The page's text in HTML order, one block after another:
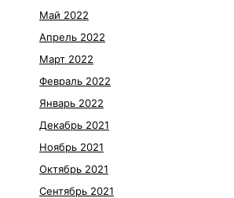
Май 2022
Апрель 2022
Март 2022
Февраль 2022
Январь 2022
Декабрь 2021
Ноябрь 2021
Октябрь 2021
Сентябрь 2021